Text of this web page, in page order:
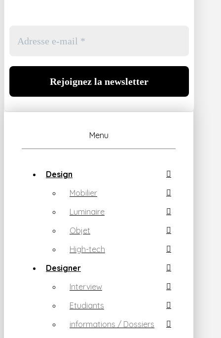
Menu
Design
Mobilier
Luminaire
Objet
High-tech
Designer
Interview
Etudiants
informations / Dossiers